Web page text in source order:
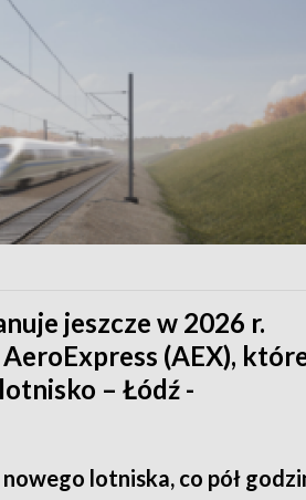
jeszcze w 2026 r.
(AEX),
– Łódź -
lotniska, co pół